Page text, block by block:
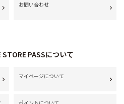
お問い合わせ
PASSについて
マイページについて